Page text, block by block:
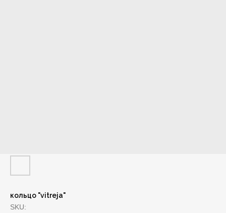
кольцо "vitreja"
SKU: